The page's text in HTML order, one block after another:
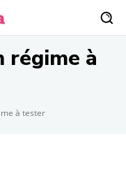
régime à
à tester